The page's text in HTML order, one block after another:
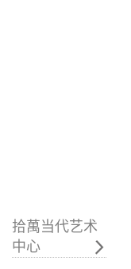
拾萬当代艺术
中心